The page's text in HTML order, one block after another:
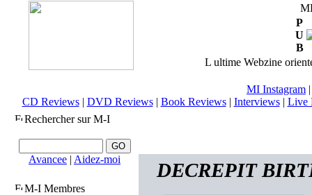
P
U
B
L ultime Webzine
MI Instagram
CD Reviews| DVD Reviews| Book Reviews| Interviews| Live
Rechercher sur M-I
Avancee | Aidez-moi
M-I Membres
DECREPIT